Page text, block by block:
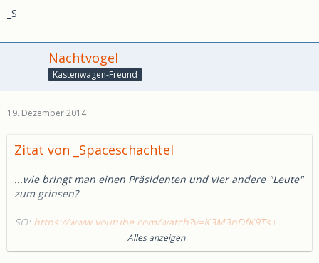
_S
Nachtvogel
Kastenwagen-Freund
19. Dezember 2014
Zitat von _Spaceschachtel
...wie bringt man einen Präsidenten und vier andere "Leute"
zum grinsen?
SO: https://www.youtube.com/watch?v=K3M3nDfK9Ts
ist jetzt nicht sooo schlecht...
Alles anzeigen